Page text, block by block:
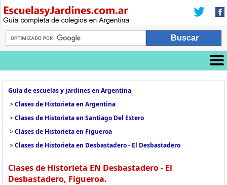
Guía de escuelas y jardines en Argentina
>Clases de Historieta en Argentina
>Clases de Historieta en Santiago Del Estero
>Clases de Historieta en Figueroa
>Clases de Historieta en Desbastadero - El Desbastadero
Clases de Historieta EN Desbastadero - El
Desbastadero, Figueroa.